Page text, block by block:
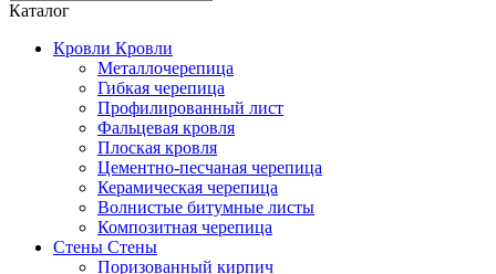
Каталог
Кровли Кровли
Металлочерепица
Гибкая черепица
Профилированный лист
Фальцевая кровля
Плоская кровля
Цементно-песчаная черепица
Керамическая черепица
Волнистые битумные листы
Композитная черепица
Стены Стены
Поризованный кирпич